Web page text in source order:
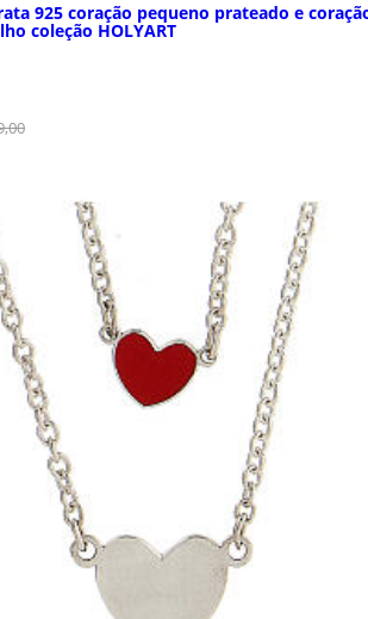
925 coração pequeno prateado e
coleção HOLYART